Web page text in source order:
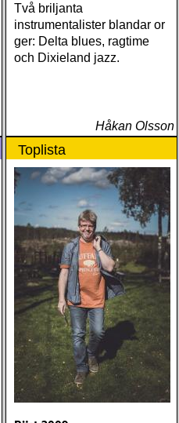
Två briljanta
instrumentalister blandar or
ger: Delta blues, ragtime
och Dixieland jazz.
Håkan Olsson
Toplista